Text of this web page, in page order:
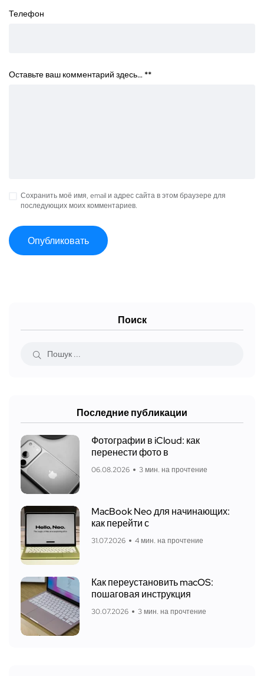
Телефон
Оставьте ваш комментарий здесь… **
Сохранить моё имя, email и адрес сайта в этом браузере для
последующих моих комментариев.
Поиск
Последние публикации
Фотографии в iCloud: как
перенести фото в
06.08.2026 3 мин. на прочтение
MacBook Neo для начинающих:
как перейти с
31.07.2026 4 мин. на прочтение
Как переустановить macOS:
пошаговая инструкция
30.07.2026 3 мин. на прочтение